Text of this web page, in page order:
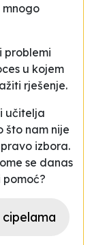
mnogo
problemi
u kojem
rješenje.
učitelja
što nam nije
izbora.
se danas